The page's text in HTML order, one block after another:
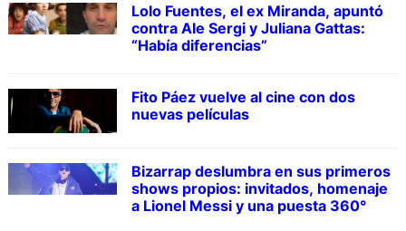
Lolo Fuentes, el ex Miranda, apuntó
contra Ale Sergi y Juliana Gattas:
“Había diferencias”
Fito Páez vuelve al cine con dos
nuevas películas
Bizarrap deslumbra en sus primeros
shows propios: invitados, homenaje
a Lionel Messi y una puesta 360°